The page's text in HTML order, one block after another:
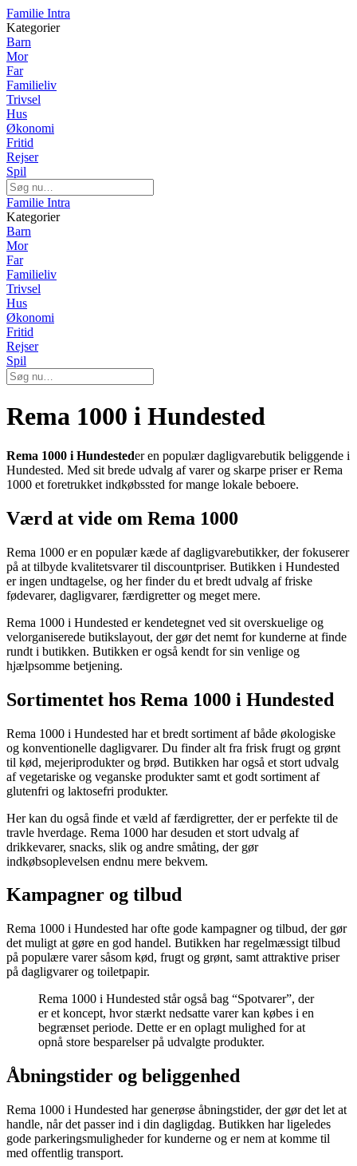
Familie Intra
Kategorier
Barn
Mor
Far
Familieliv
Trivsel
Hus
Økonomi
Fritid
Rejser
Spil
Familie Intra
Kategorier
Barn
Mor
Far
Familieliv
Trivsel
Hus
Økonomi
Fritid
Rejser
Spil
Rema 1000 i Hundested
Rema 1000 i Hundesteder en populær dagligvarebutik beliggende i
Hundested. Med sit brede udvalg af varer og skarpe priser er Rema
1000 et foretrukket indkøbssted for mange lokale beboere.
Værd at vide om Rema 1000
Rema 1000 er en populær kæde af dagligvarebutikker, der fokuserer
på at tilbyde kvalitetsvarer til discountpriser. Butikken i Hundested
er ingen undtagelse, og her finder du et bredt udvalg af friske
fødevarer, dagligvarer, færdigretter og meget mere.
Rema 1000 i Hundested er kendetegnet ved sit overskuelige og
velorganiserede butikslayout, der gør det nemt for kunderne at finde
rundt i butikken. Butikken er også kendt for sin venlige og
hjælpsomme betjening.
Sortimentet hos Rema 1000 i Hundested
Rema 1000 i Hundested har et bredt sortiment af både økologiske
og konventionelle dagligvarer. Du finder alt fra frisk frugt og grønt
til kød, mejeriprodukter og brød. Butikken har også et stort udvalg
af vegetariske og veganske produkter samt et godt sortiment af
glutenfri og laktosefri produkter.
Her kan du også finde et væld af færdigretter, der er perfekte til de
travle hverdage. Rema 1000 har desuden et stort udvalg af
drikkevarer, snacks, slik og andre småting, der gør
indkøbsoplevelsen endnu mere bekvem.
Kampagner og tilbud
Rema 1000 i Hundested har ofte gode kampagner og tilbud, der gør
det muligt at gøre en god handel. Butikken har regelmæssigt tilbud
på populære varer såsom kød, frugt og grønt, samt attraktive priser
på dagligvarer og toiletpapir.
Rema 1000 i Hundested står også bag “Spotvarer”, der
er et koncept, hvor stærkt nedsatte varer kan købes i en
begrænset periode. Dette er en oplagt mulighed for at
opnå store besparelser på udvalgte produkter.
Åbningstider og beliggenhed
Rema 1000 i Hundested har generøse åbningstider, der gør det let at
handle, når det passer ind i din dagligdag. Butikken har ligeledes
gode parkeringsmuligheder for kunderne og er nem at komme til
med offentlig transport.